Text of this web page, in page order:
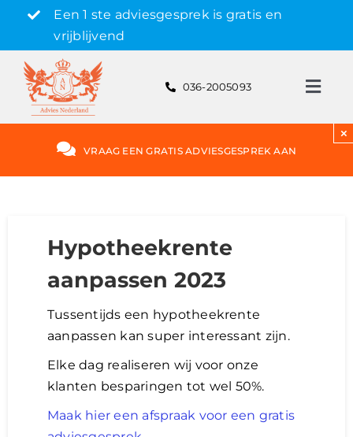
content
Een 1 ste adviesgesprek is gratis en
vrijblijvend
Hypotheek
Hypotheekvormen
Bereken
Lening
036-2005093
VRAAG EEN GRATIS ADVIESGESPREK AAN
×
Hypotheekrente
aanpassen 2023
Tussentijds een hypotheekrente
aanpassen kan super interessant zijn.
Elke dag realiseren wij voor onze
klanten besparingen tot wel 50%.
Maak hier een afspraak voor een gratis